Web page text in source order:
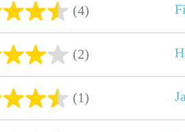
(4)
(2)
(1)